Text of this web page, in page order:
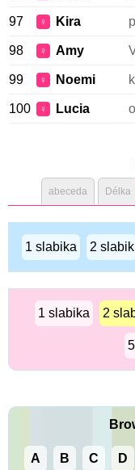
97 ♀ Kira
98 ♀ Amy
99 ♀ Noemi
100 ♀ Lucia
abeceda Délka
1 slabika 2 slabik
1 slabika 2
A B C D